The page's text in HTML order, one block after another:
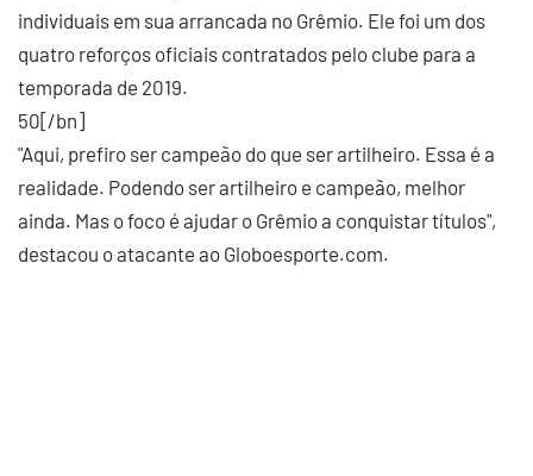
individuais em sua arrancada no Grêmio. Ele foi um dos
quatro reforços oficiais contratados pelo clube para a
temporada de 2019.
50[/bn]
"Aqui, prefiro ser campeão do que ser artilheiro. Essa é a
realidade. Podendo ser artilheiro e campeão, melhor
ainda. Mas o foco é ajudar o Grêmio a conquistar títulos",
destacou o atacante ao Globoesporte.com.